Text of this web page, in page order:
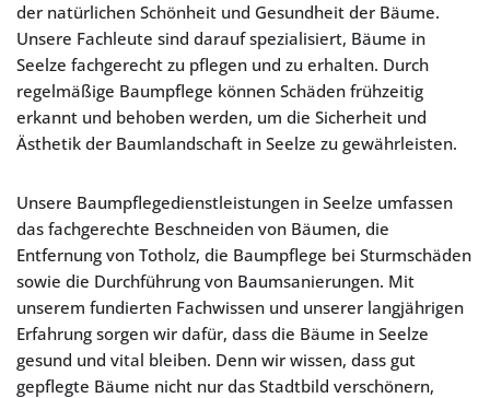
der natürlichen Schönheit und Gesundheit der Bäume.
Unsere Fachleute sind darauf spezialisiert, Bäume in
Seelze fachgerecht zu pflegen und zu erhalten. Durch
regelmäßige Baumpflege können Schäden frühzeitig
erkannt und behoben werden, um die Sicherheit und
Ästhetik der Baumlandschaft in Seelze zu gewährleisten.
Unsere Baumpflegedienstleistungen in Seelze umfassen
das fachgerechte Beschneiden von Bäumen, die
Entfernung von Totholz, die Baumpflege bei Sturmschäden
sowie die Durchführung von Baumsanierungen. Mit
unserem fundierten Fachwissen und unserer langjährigen
Erfahrung sorgen wir dafür, dass die Bäume in Seelze
gesund und vital bleiben. Denn wir wissen, dass gut
gepflegte Bäume nicht nur das Stadtbild verschönern,